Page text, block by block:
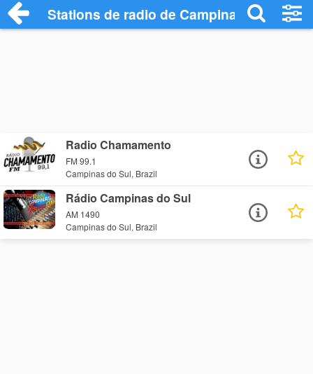
Stations de radio de Campinas do Sul
Radio Chamamento
FM 99.1
Campinas do Sul, Brazil
Rádio Campinas do Sul
AM 1490
Campinas do Sul, Brazil